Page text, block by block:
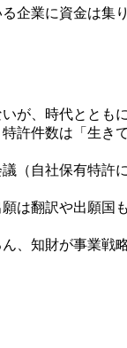
企業に資金は集
が、時代ととも
許件数は「生き
（自社保有特許
は翻訳や出願国
、知財が事業戦